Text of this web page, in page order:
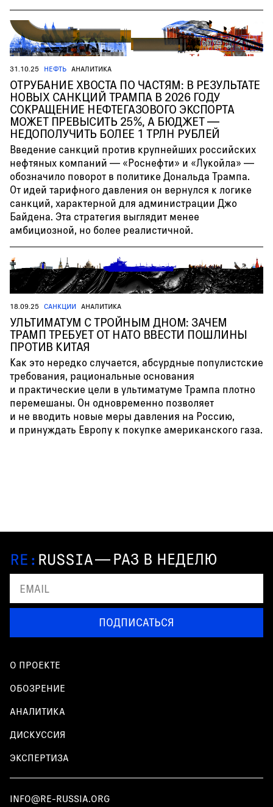
31.10.25 НЕФТЬ АНАЛИТИКА
ОТРУБАНИЕ ХВОСТА ПО ЧАСТЯМ: В РЕЗУЛЬТАТЕ
НОВЫХ САНКЦИЙ ТРАМПА В 2026 ГОДУ
СОКРАЩЕНИЕ НЕФТЕГАЗОВОГО ЭКСПОРТА
МОЖЕТ ПРЕВЫСИТЬ 25%, А БЮДЖЕТ —
НЕДОПОЛУЧИТЬ БОЛЕЕ 1 ТРЛН РУБЛЕЙ
Введение санкций против крупнейших российских
нефтяных компаний — «Роснефти» и «Лукойла» —
обозначило поворот в политике Дональда Трампа.
От идей тарифного давления он вернулся к логике
санкций, характерной для администрации Джо
Байдена. Эта стратегия выглядит менее
амбициозной, но более реалистичной.
18.09.25 САНКЦИИ АНАЛИТИКА
УЛЬТИМАТУМ С ТРОЙНЫМ ДНОМ: ЗАЧЕМ
ТРАМП ТРЕБУЕТ ОТ НАТО ВВЕСТИ ПОШЛИНЫ
ПРОТИВ КИТАЯ
Как это нередко случается, абсурдные популистские
требования, рациональные основания
и практические цели в ультиматуме Трампа плотно
перемешаны. Он одновременно позволяет
и не вводить новые меры давления на Россию,
и принуждать Европу к покупке американского газа.
— РАЗ В НЕДЕЛЮ
ПОДПИСАТЬСЯ
О ПРОЕКТЕ
ОБОЗРЕНИЕ
АНАЛИТИКА
ДИСКУССИЯ
ЭКСПЕРТИЗА
INFO@RE-RUSSIA.ORG